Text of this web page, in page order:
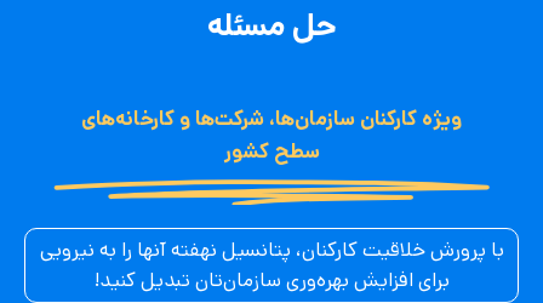
حل مسئله
ویژه کارکنان سازمان‌ها، شرکت‌ها​ و کارخانه‌های
سطح کشور
با پرورش خلاقیت کارکنان، پتانسیل نهفته آنها را به نیرویی
برای افزایش بهره‌وری سازمان‌تان تبدیل کنید!